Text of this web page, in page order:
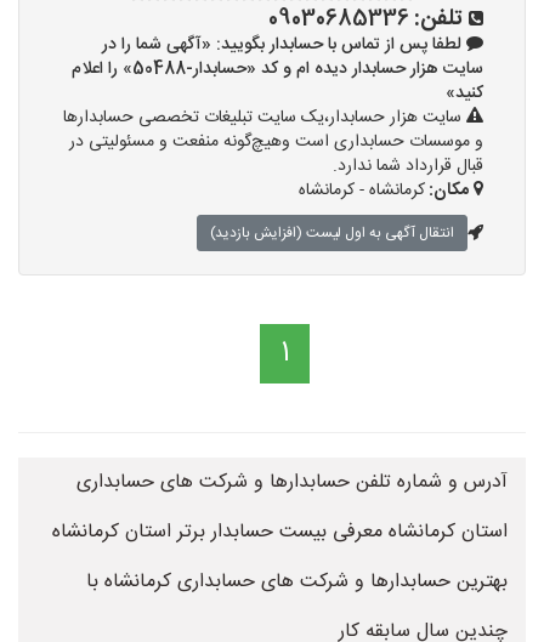
تلفن: 09030685336
لطفا پس از تماس با حسابدار بگویید: «آگهی شما را در
سایت هزار حسابدار دیده ام و کد «حسابدار-50488» را اعلام
کنید»
سایت هزار حسابدار،یک سایت تبلیغات تخصصی حسابدارها
و موسسات حسابداری است وهیچ‌گونه منفعت و مسئولیتی در
قبال قرارداد شما ندارد.
مکان:کرمانشاه - کرمانشاه
انتقال آگهی به اول لیست (افزایش بازدید)
1
آدرس و شماره تلفن حسابدارها و شرکت های حسابداری
استان کرمانشاه معرفی بیست حسابدار برتر استان کرمانشاه
بهترین حسابدارها و شرکت های حسابداری کرمانشاه با
چندین سال سابقه کار